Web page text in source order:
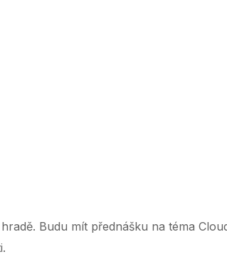
Budu mít přednášku na téma